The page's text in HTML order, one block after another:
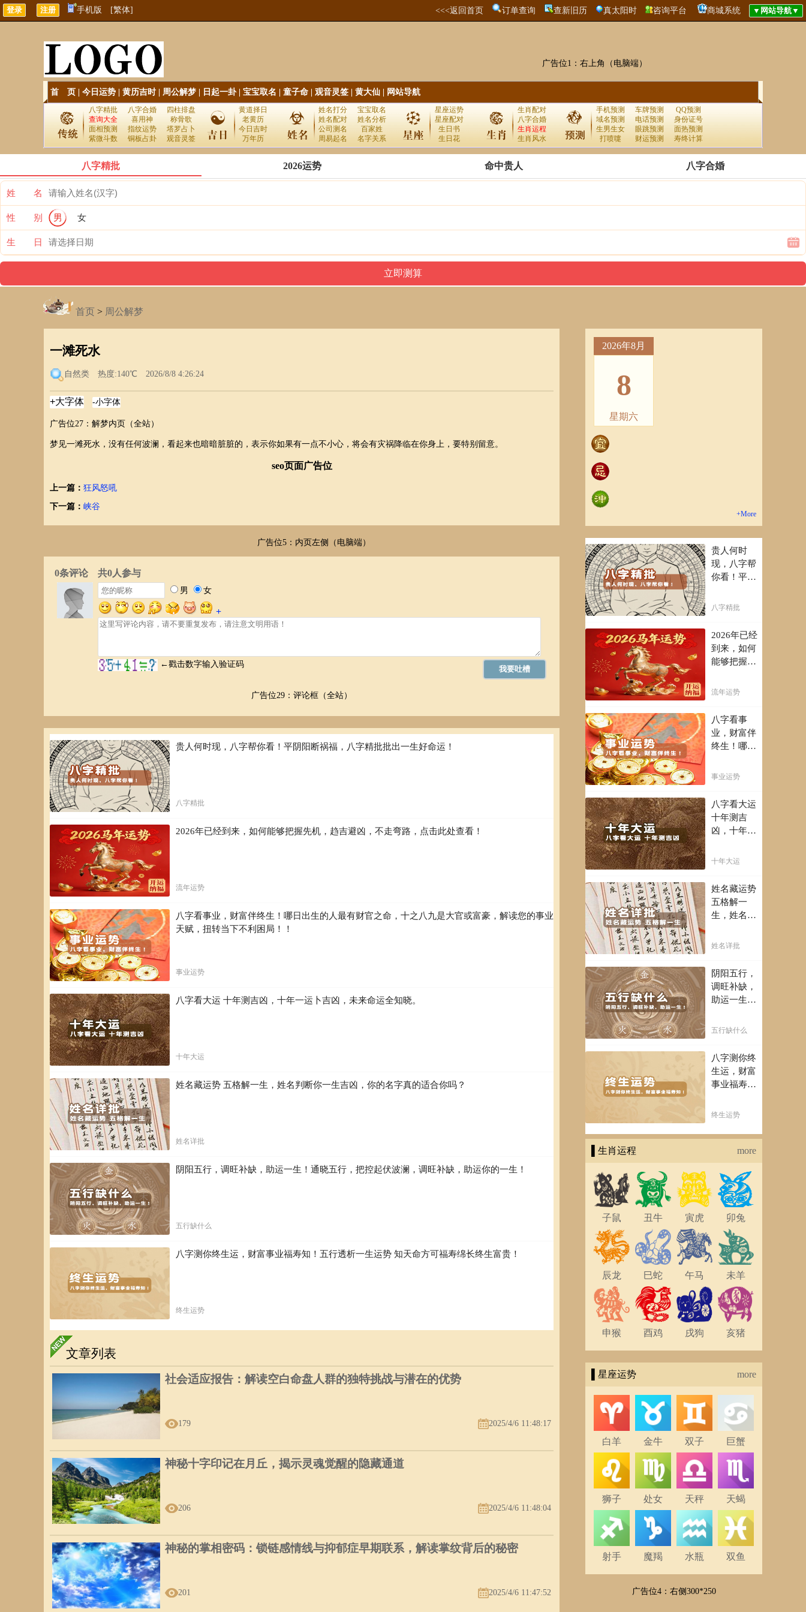
手机版 [繁体] <<<返回首页 订单查询 查新旧历 真太阳时 咨询平台 商城系统
广告位1：右上角（电脑端）
首 页 今日运势 黄历吉时| 周公解梦 日起一卦| 宝宝取名 童子命 观音灵签 黄大仙 网站导航
八字精批 八字合婚
四柱排盘
查询大全
喜用神
称骨歌
面相预测
指纹运势
塔罗占卜
紫微斗数
铜板占卦 观音灵签
黄道择日
老黄历
今日吉时
万年历
姓名打分
宝宝取名
姓名配对
姓名分析
公司测名
百家姓
周易起名
名字关系
星座运势
星座配对
生日书
生日花
生肖配对
八字合婚
生肖运程
生肖风水
手机预测 车牌预测
QQ预测
域名预测
电话预测
身份证号
生男生女
眼跳预测
面热预测
打喷嚏
财运预测 寿终计算
八字精批 2026运势 命中贵人 八字合婚
姓 名
性 别 男 女
生 日
首页 > 周公解梦
一滩死水
自然类 热度:140℃ 2026/8/8 4:26:24
广告位27：解梦内页（全站）
梦见一滩死水，没有任何波澜，看起来也暗暗脏脏的，表示你如果有一点不小心，将会有灾祸降临在你身上，要特别留意。
seo页面广告位
上一篇： 狂风怒吼
下一篇： 峡谷
广告位5：内页左侧（电脑端）
广告位29：评论框（全站）
贵人何时现，八字帮你看！平阴阳断祸福，八字精批批出一生好命运！
八字精批
2026年已经到来，如何能够把握先机，趋吉避凶，不走弯路，点击此处查看！
流年运势
八字看事业，财富伴终生！哪日出生的人最有财官之命，十之八九是大官或富豪，解读您的事业
天赋，扭转当下不利困局！！
事业运势
八字看大运 十年测吉凶，十年一运卜吉凶，未来命运全知晓。
十年大运
姓名藏运势 五格解一生，姓名判断你一生吉凶，你的名字真的适合你吗？
姓名详批
阴阳五行，调旺补缺，助运一生！通晓五行，把控起伏波澜，调旺补缺，助运你的一生！
五行缺什么
八字测你终生运，财富事业福寿知！五行透析一生运势 知天命方可福寿绵长终生富贵！
终生运势
文章列表
社会适应报告：解读空白命盘人群的独特挑战与潜在的优势
179 2025/4/6 11:48:17
神秘十字印记在月丘，揭示灵魂觉醒的隐藏通道
206 2025/4/6 11:48:04
神秘的掌相密码：锁链感情线与抑郁症早期联系，解读掌纹背后的秘密
201 2025/4/6 11:47:52
2026年8月
8
星期六
+More
贵人何时
现，八字帮
你看！平阴
八字精批批
八字精批
2026年已经
到来，如何
能够把握先
凶，不走弯
处查看！
流年运势
八字看事
业，财富伴
终生！哪日
有财官之
九是大官或
富豪，解读
您的事业天
局！！
事业运势
八字看大运
十年测吉
凶，十年一
未来命运全
十年大运
姓名藏运势
五格解一
生，姓名判
凶，你的名
你吗？
姓名详批
阴阳五行，
调旺补缺，
助运一生！
把控起伏波
缺，助运你
的一生！
五行缺什么
八字测你终
生运，财富
事业福寿
析一生运势
福寿绵长终
生富贵！
终生运势
▌生肖运程 more
子鼠 丑牛 寅虎 卯兔
辰龙 巳蛇 午马 未羊
申猴 酉鸡 戌狗 亥猪
▌星座运势 more
白羊 金牛 双子 巨蟹
狮子 处女 天秤 天蝎
射手 魔羯 水瓶 双鱼
广告位4：右侧300*250